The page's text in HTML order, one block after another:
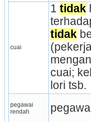
cuai
1 tidak
tidak
cuai;
lori tsb.
pegawai
rendah